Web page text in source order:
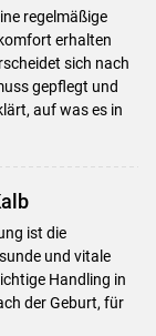
regelmäßige
erhalten
sich nach
gepflegt und
auf was es in
ist die
und vitale
Handling in
der Geburt, für